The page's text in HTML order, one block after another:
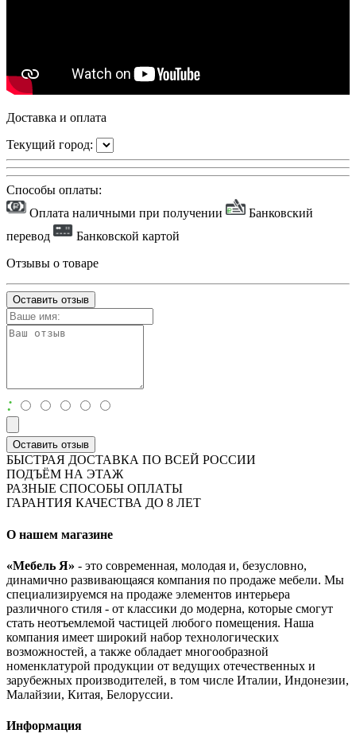
Доставка и оплата
Текущий город:
Способы оплаты:
Оплата наличными при получении
Банковский
перевод
Банковской картой
Отзывы о товаре
Оставить отзыв
:
Оставить отзыв
БЫСТРАЯ ДОСТАВКА ПО ВСЕЙ РОССИИ
ПОДЪЁМ НА ЭТАЖ
РАЗНЫЕ СПОСОБЫ ОПЛАТЫ
ГАРАНТИЯ КАЧЕСТВА ДО 8 ЛЕТ
О нашем магазине
«Мебель Я» - это современная, молодая и, безусловно,
динамично развивающаяся компания по продаже мебели. Мы
специализируемся на продаже элементов интерьера
различного стиля - от классики до модерна, которые смогут
стать неотъемлемой частицей любого помещения. Наша
компания имеет широкий набор технологических
возможностей, а также обладает многообразной
номенклатурой продукции от ведущих отечественных и
зарубежных производителей, в том числе Италии, Индонезии,
Малайзии, Китая, Белоруссии.
Информация